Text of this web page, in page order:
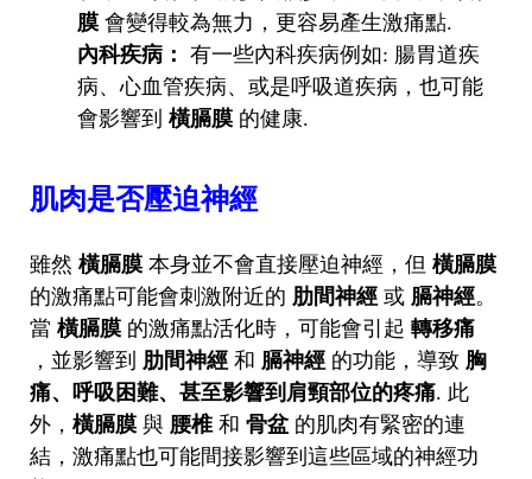
膜 會變得較為無力，更容易產生激痛點.
內科疾病： 有一些內科疾病例如: 腸胃道疾
病、心血管疾病、或是呼吸道疾病，也可能
會影響到橫膈膜 的健康.
肌肉是否壓迫神經
雖然橫膈膜 本身並不會直接壓迫神經，但橫膈膜
的激痛點可能會刺激附近的 肋間神經 或 膈神經。
當橫膈膜 的激痛點活化時，可能會引起轉移痛
，並影響到 肋間神經 和 膈神經 的功能，導致 胸
痛、呼吸困難、甚至影響到肩頸部位的疼痛. 此
外，橫膈膜 與 腰椎 和骨盆 的肌肉有緊密的連
結，激痛點也可能間接影響到這些區域的神經功